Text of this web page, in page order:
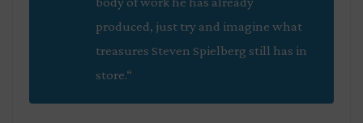
produced, just try and imagine what
treasures Steven Spielberg still has in
store.“